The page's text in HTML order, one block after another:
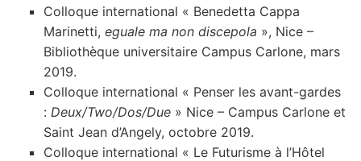
Colloque international « Benedetta Cappa
Marinetti, eguale ma non discepola », Nice –
Bibliothèque universitaire Campus Carlone, mars
2019.
Colloque international « Penser les avant-gardes
: Deux/Two/Dos/Due» Nice – Campus Carlone et
Saint Jean d’Angely, octobre 2019.
Colloque international « Le Futurisme à l’Hôtel